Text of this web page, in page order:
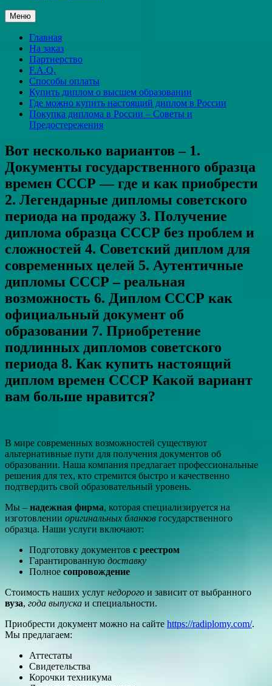
Меню
Главная
На заказ
Партнерство
F.A.Q.
Способы оплаты
Купить диплом о высшем образовании
Где можно купить настоящий диплом в России
Покупка диплома в России – Советы и
Предостережения
Вот несколько вариантов – 1.
Документы государственного образца
времен СССР — где и как приобрести
2. Легендарные дипломы советского
периода на продажу 3. Получение
диплома образца СССР без проблем и
сложностей 4. Советский диплом для
современных целей 5. Аутентичные
дипломы СССР – реальная
возможность 6. Диплом СССР как
официальный документ об
образовании 7. Приобретение
подлинных дипломов советского
периода 8. Как купить настоящий
диплом времен СССР Какой вариант
вам больше нравится?
В мире современных возможностей существуют
альтернативные пути для получения документов об
образовании. Наша компания предлагает профессиональные
решения для тех, кто стремится быстро и качественно
подтвердить свой образовательный уровень.
Мы – надежная фирма, которая специализируется на
изготовлении оригинальных бланков государственного
образца. Наши услуги включают:
Подготовку документов с реестром
Гарантированную доставку
Полное сопровождение
Стоимость наших услуг недорого и зависит от выбранного
вуза, года выпуска и специальности.
Приобрести документ можно на сайте https://radiplomy.com/.
Мы предлагаем:
Аттестаты
Свидетельства
Корочки техникума